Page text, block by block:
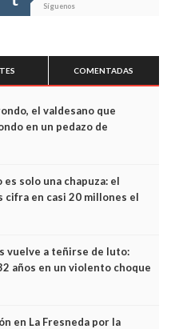
Síguenos
COMENTADAS
el valdesano que
en un pedazo de
es solo una chapuza: el
cifra en casi 20 millones el
que no cabían por los
vuelve a teñirse de luto:
años en un violento choque
en La Fresneda por la